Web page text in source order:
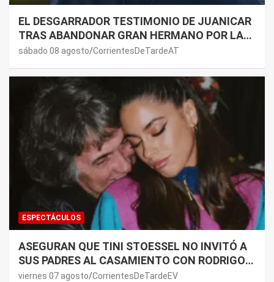
EL DESGARRADOR TESTIMONIO DE JUANICAR
TRAS ABANDONAR GRAN HERMANO POR LA
SALUD DE SU MAMÁ.
sábado 08 agosto CorrientesDeTardeAT
ESPECTÁCULOS
ASEGURAN QUE TINI STOESSEL NO INVITÓ A
SUS PADRES AL CASAMIENTO CON RODRIGO
DE PAUL: LOS MOTIVOS
viernes 07 agosto CorrientesDeTardeEV